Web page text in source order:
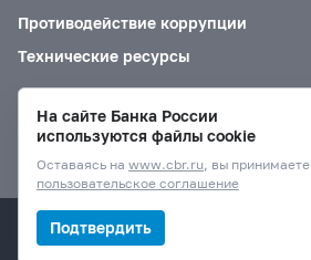
Противодействие коррупции
Технические ресурсы
Версия для слабовидящих
© Банк России, 2000–2026.
На сайте Банка России
используются файлы cookie
Оставаясь на www.cbr.ru, вы принимаете
пользовательское соглашение
Подтвердить